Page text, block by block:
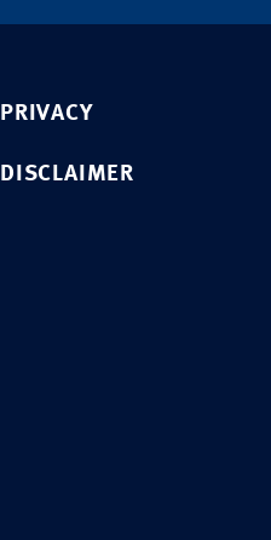
PRIVACY
DISCLAIMER